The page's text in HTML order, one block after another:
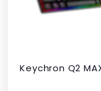
Keychron Q2
kr.
kr.